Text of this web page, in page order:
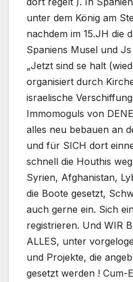
unter dem König am
nachdem im 15.JH die
Spaniens Musel und
„Jetzt sind se halt
organisiert durch
israelische
Immomoguls von
alles neu bebauen an
und für SICH dort
schnell die Houthis
Syrien, Afghanistan,
die Boote gesetzt,
auch gerne ein. Sich
registrieren. Und WIR
ALLES, unter
und Projekte, die
gesetzt werden ! Cum-